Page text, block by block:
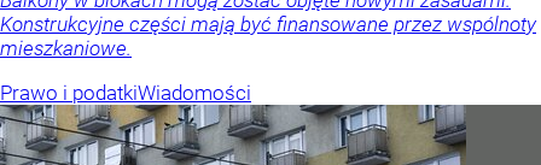
Konstrukcyjne części mają być finansowane przez wspólnoty
mieszkaniowe.
Prawo i podatkiWiadomości